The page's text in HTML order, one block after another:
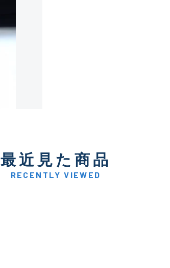
C-
い品
最近見た商品
RECENTLY VIEWED